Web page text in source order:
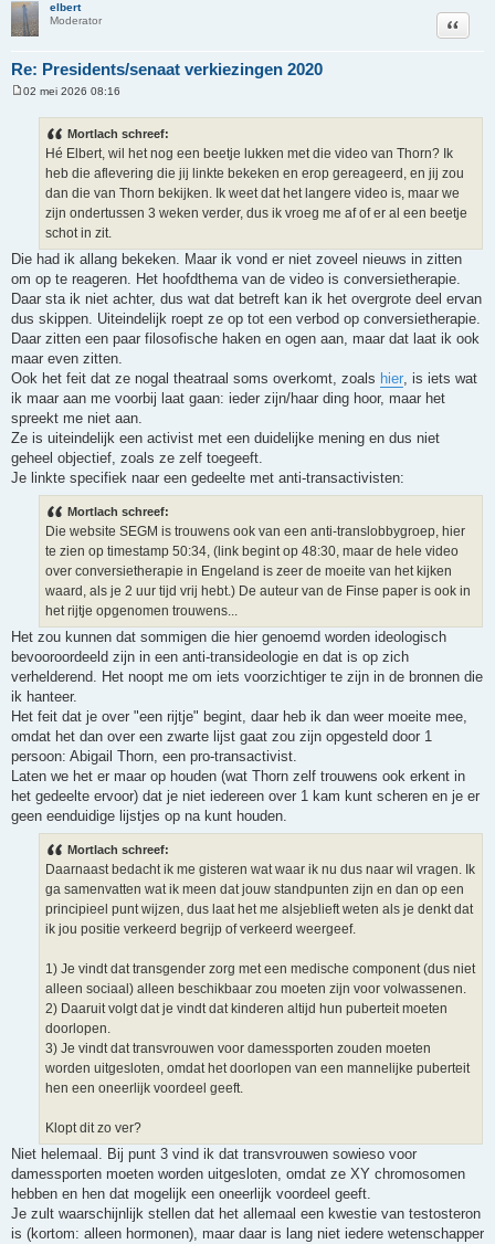
elbert
Moderator
Re: Presidents/senaat verkiezingen 2020
Citeer
02 mei 2026 08:16
Mortlach schreef:
Hé Elbert, wil het nog een beetje lukken met die video van Thorn? Ik
heb die aflevering die jij linkte bekeken en erop gereageerd, en jij zou
dan die van Thorn bekijken. Ik weet dat het langere video is, maar we
zijn ondertussen 3 weken verder, dus ik vroeg me af of er al een beetje
schot in zit.
Die had ik allang bekeken. Maar ik vond er niet zoveel nieuws in zitten
om op te reageren. Het hoofdthema van de video is conversietherapie.
Daar sta ik niet achter, dus wat dat betreft kan ik het overgrote deel ervan
dus skippen. Uiteindelijk roept ze op tot een verbod op conversietherapie.
Daar zitten een paar filosofische haken en ogen aan, maar dat laat ik ook
maar even zitten.
Ook het feit dat ze nogal theatraal soms overkomt, zoals hier, is iets wat
ik maar aan me voorbij laat gaan: ieder zijn/haar ding hoor, maar het
spreekt me niet aan.
Ze is uiteindelijk een activist met een duidelijke mening en dus niet
geheel objectief, zoals ze zelf toegeeft.
Je linkte specifiek naar een gedeelte met anti-transactivisten:
Mortlach schreef:
Die website SEGM is trouwens ook van een anti-translobbygroep, hier
te zien op timestamp 50:34, (link begint op 48:30, maar de hele video
over conversietherapie in Engeland is zeer de moeite van het kijken
waard, als je 2 uur tijd vrij hebt.) De auteur van de Finse paper is ook in
het rijtje opgenomen trouwens...
Het zou kunnen dat sommigen die hier genoemd worden ideologisch
bevooroordeeld zijn in een anti-transideologie en dat is op zich
verhelderend. Het noopt me om iets voorzichtiger te zijn in de bronnen die
ik hanteer.
Het feit dat je over "een rijtje" begint, daar heb ik dan weer moeite mee,
omdat het dan over een zwarte lijst gaat zou zijn opgesteld door 1
persoon: Abigail Thorn, een pro-transactivist.
Laten we het er maar op houden (wat Thorn zelf trouwens ook erkent in
het gedeelte ervoor) dat je niet iedereen over 1 kam kunt scheren en je er
geen eenduidige lijstjes op na kunt houden.
Mortlach schreef:
Daarnaast bedacht ik me gisteren wat waar ik nu dus naar wil vragen. Ik
ga samenvatten wat ik meen dat jouw standpunten zijn en dan op een
principieel punt wijzen, dus laat het me alsjeblieft weten als je denkt dat
ik jou positie verkeerd begrijp of verkeerd weergeef.
1) Je vindt dat transgender zorg met een medische component (dus niet
alleen sociaal) alleen beschikbaar zou moeten zijn voor volwassenen.
2) Daaruit volgt dat je vindt dat kinderen altijd hun puberteit moeten
doorlopen.
3) Je vindt dat transvrouwen voor damessporten zouden moeten
worden uitgesloten, omdat het doorlopen van een mannelijke puberteit
hen een oneerlijk voordeel geeft.
Klopt dit zo ver?
Niet helemaal. Bij punt 3 vind ik dat transvrouwen sowieso voor
damessporten moeten worden uitgesloten, omdat ze XY chromosomen
hebben en hen dat mogelijk een oneerlijk voordeel geeft.
Je zult waarschijnlijk stellen dat het allemaal een kwestie van testosteron
is (kortom: alleen hormonen), maar daar is lang niet iedere wetenschapper